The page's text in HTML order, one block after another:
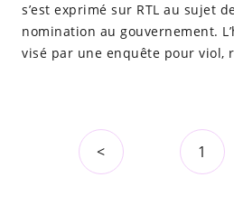
s’est exprimé sur RTL au sujet
nomination au gouvernement.
visé par une enquête pour viol,
< 1